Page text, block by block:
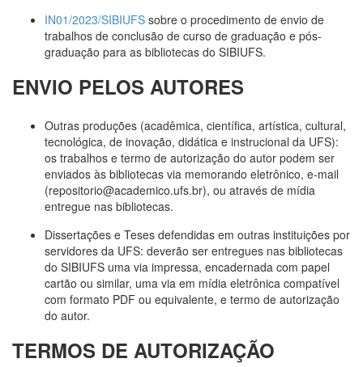
IN01/2023/SIBIUFS sobre o procedimento de envio de
trabalhos de conclusão de curso de graduação e pós-
graduação para as bibliotecas do SIBIUFS.
ENVIO PELOS AUTORES
Outras produções (acadêmica, científica, artística, cultural,
tecnológica, de inovação, didática e instrucional da UFS):
os trabalhos e termo de autorização do autor podem ser
enviados às bibliotecas via memorando eletrônico, e-mail
(repositorio@academico.ufs.br), ou através de mídia
entregue nas bibliotecas.
Dissertações e Teses defendidas em outras instituições por
servidores da UFS: deverão ser entregues nas bibliotecas
do SIBIUFS uma via impressa, encadernada com papel
cartão ou similar, uma via em mídia eletrônica compatível
com formato PDF ou equivalente, e termo de autorização
do autor.
TERMOS DE AUTORIZAÇÃO